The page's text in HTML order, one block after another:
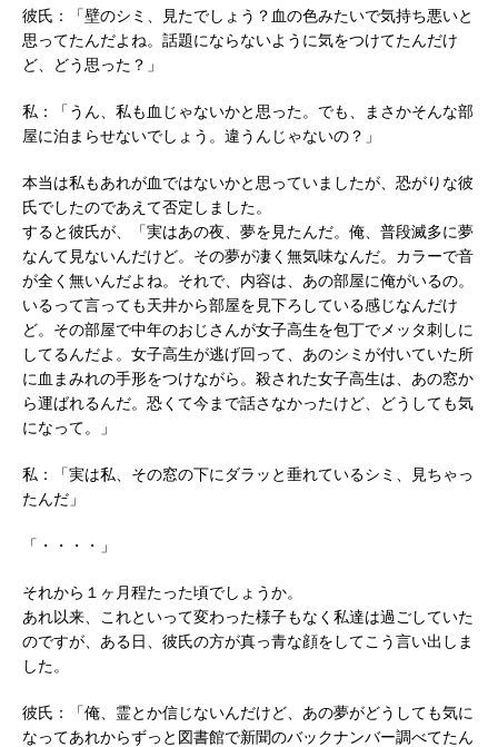
彼氏：「壁のシミ、見たでしょう？血の色みたいで気持ち悪いと
思ってたんだよね。話題にならないように気をつけてたんだけ
ど、どう思った？」
私：「うん、私も血じゃないかと思った。でも、まさかそんな部
屋に泊まらせないでしょう。違うんじゃないの？」
本当は私もあれが血ではないかと思っていましたが、恐がりな彼
氏でしたのであえて否定しました。
すると彼氏が、「実はあの夜、夢を見たんだ。俺、普段滅多に夢
なんて見ないんだけど。その夢が凄く無気味なんだ。カラーで音
が全く無いんだよね。それで、内容は、あの部屋に俺がいるの。
いるって言っても天井から部屋を見下ろしている感じなんだけ
ど。その部屋で中年のおじさんが女子高生を包丁でメッタ刺しに
してるんだよ。女子高生が逃げ回って、あのシミが付いていた所
に血まみれの手形をつけながら。殺された女子高生は、あの窓か
ら運ばれるんだ。恐くて今まで話さなかったけど、どうしても気
になって。」
私：「実は私、その窓の下にダラッと垂れているシミ、見ちゃっ
たんだ」
「・・・・」
それから１ヶ月程たった頃でしょうか。
あれ以来、これといって変わった様子もなく私達は過ごしていた
のですが、ある日、彼氏の方が真っ青な顔をしてこう言い出しま
した。
彼氏：「俺、霊とか信じないんだけど、あの夢がどうしても気に
なってあれからずっと図書館で新聞のバックナンバー調べてたん